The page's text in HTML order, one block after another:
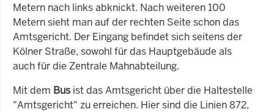
Metern nach links abknickt. Nach weiteren 100
Metern sieht man auf der rechten Seite schon das
Amtsgericht. Der Eingang befindet sich seitens der
Kölner Straße, sowohl für das Hauptgebäude als
auch für die Zentrale Mahnabteilung.
Mit dem Bus ist das Amtsgericht über die Haltestelle
"Amtsgericht" zu erreichen. Hier sind die Linien 872,